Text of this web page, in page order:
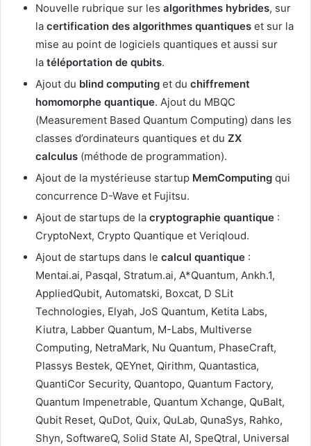
Nouvelle rubrique sur les algorithmes hybrides, sur
la certification des algorithmes quantiques et sur la
mise au point de logiciels quantiques et aussi sur
la téléportation de qubits.
Ajout du blind computing et du chiffrement
homomorphe quantique. Ajout du MBQC
(Measurement Based Quantum Computing) dans les
classes d’ordinateurs quantiques et du ZX
calculus (méthode de programmation).
Ajout de la mystérieuse startup MemComputing qui
concurrence D-Wave et Fujitsu.
Ajout de startups de la cryptographie quantique :
CryptoNext, Crypto Quantique et Veriqloud.
Ajout de startups dans le calcul quantique :
Mentai.ai, Pasqal, Stratum.ai, A*Quantum, Ankh.1,
AppliedQubit, Automatski, Boxcat, D SLit
Technologies, Elyah, JoS Quantum, Ketita Labs,
Kiutra, Labber Quantum, M-Labs, Multiverse
Computing, NetraMark, Nu Quantum, PhaseCraft,
Plassys Bestek, QEYnet, Qirithm, Quantastica,
QuantiCor Security, Quantopo, Quantum Factory,
Quantum Impenetrable, Quantum Xchange, QuBalt,
Qubit Reset, QuDot, Quix, QuLab, QunaSys, Rahko,
Shyn, SoftwareQ, Solid State AI, SpeQtral, Universal